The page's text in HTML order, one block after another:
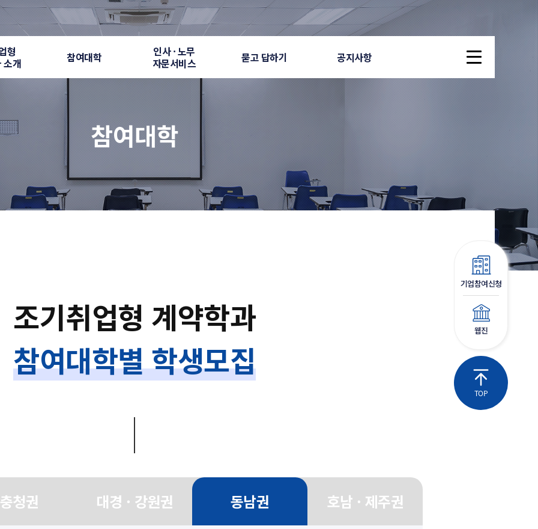
형
소개
참여대학
인사 · 노무
자문서비스
묻고 답하기 공지사항
참여대학
조기취업형 계약학과
참여대학별 학생모집
충청권 대경 · 강원권 동남권 호남 · 제주권
기업참여신청
웹진
TOP